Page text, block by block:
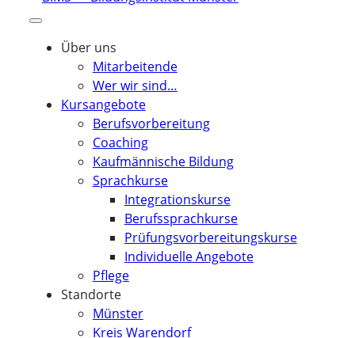
Über uns
Mitarbeitende
Wer wir sind…
Kursangebote
Berufsvorbereitung
Coaching
Kaufmännische Bildung
Sprachkurse
Integrationskurse
Berufssprachkurse
Prüfungsvorbereitungskurse
Individuelle Angebote
Pflege
Standorte
Münster
Kreis Warendorf